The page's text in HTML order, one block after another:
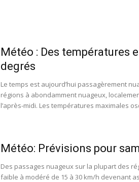
Météo : Des températures
degrés
Le temps est aujourd’hui passagèrement
régions à abondamment nuageux,
l’après-midi. Les températures maximales
Météo: Prévisions pour
Des passages nuageux sur la plupart des
faible à modéré de 15 à 30 km/h devenant